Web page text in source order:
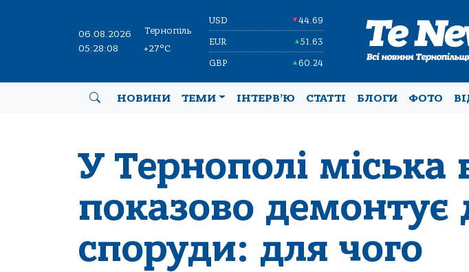
06.08.2026
05:28:09
Тернопіль
+27°C
USD ▼44.69
EUR ▲51.63
GBP ▲60.24
НОВИНИ ТЕМИ ІНТЕРВ’Ю СТАТТІ БЛОГИ ФОТО
У Тернополі міська
показово демонтує
споруди: для чого